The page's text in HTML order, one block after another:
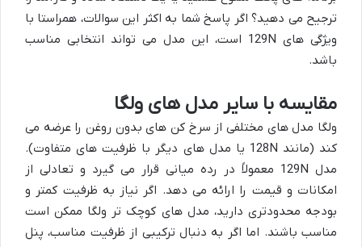
ترجیح می دهید؟ اگر پاسخ شما به اکثر این سوالات، همراستا با
ویژگی های 129N است، این مدل می تواند انتخابی مناسب
باشد.
مقایسه با سایر مدل های ولگا
ولگا مدل های مختلفی از سرخ کن های بدون روغن را عرضه می
کند (مانند 128N یا مدل های دیگر با ظرفیت های متفاوت).
مدل 129N معمولاً در رده میانی قرار می گیرد و تعادلی از
امکانات و قیمت را ارائه می دهد. اگر نیاز به ظرفیت کمتر و
بودجه محدودتری دارید، مدل های کوچک تر ولگا ممکن است
مناسب باشند. اما اگر به دنبال ترکیبی از ظرفیت مناسب، پنل